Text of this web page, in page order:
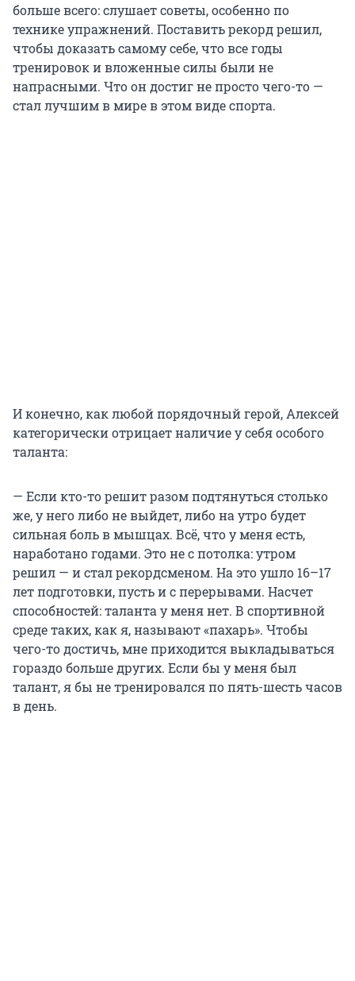
больше всего: слушает советы, особенно по
технике упражнений. Поставить рекорд решил,
чтобы доказать самому себе, что все годы
тренировок и вложенные силы были не
напрасными. Что он достиг не просто чего-то —
стал лучшим в мире в этом виде спорта.
И конечно, как любой порядочный герой, Алексей
категорически отрицает наличие у себя особого
таланта:
— Если кто-то решит разом подтянуться столько
же, у него либо не выйдет, либо на утро будет
сильная боль в мышцах. Всё, что у меня есть,
наработано годами. Это не с потолка: утром
решил — и стал рекордсменом. На это ушло 16–17
лет подготовки, пусть и с перерывами. Насчет
способностей: таланта у меня нет. В спортивной
среде таких, как я, называют «пахарь». Чтобы
чего-то достичь, мне приходится выкладываться
гораздо больше других. Если бы у меня был
талант, я бы не тренировался по пять-шесть часов
в день.